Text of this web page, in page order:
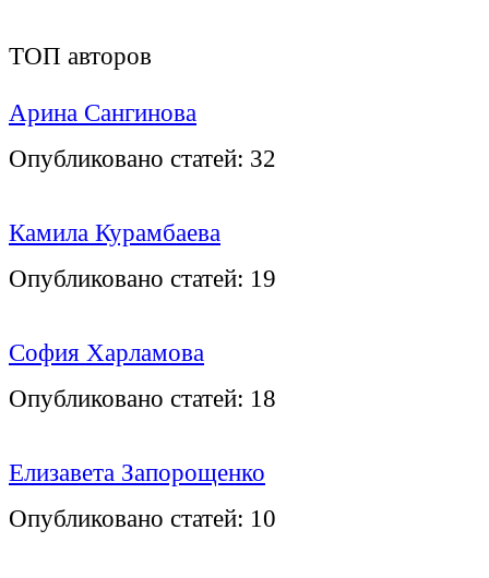
ТОП авторов
Арина Сангинова
Опубликовано статей: 32
Камила Курамбаева
Опубликовано статей: 19
София Харламова
Опубликовано статей: 18
Елизавета Запорощенко
Опубликовано статей: 10